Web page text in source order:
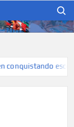
de Kentucky